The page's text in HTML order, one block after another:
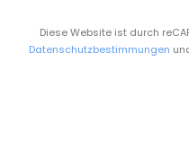
Diese Website ist durch
Datenschutzbestimmungen